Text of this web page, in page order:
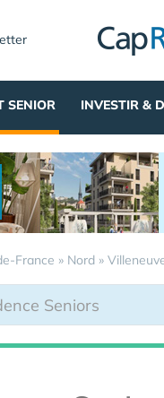
SENIOR INVESTIR &
France » Nord »